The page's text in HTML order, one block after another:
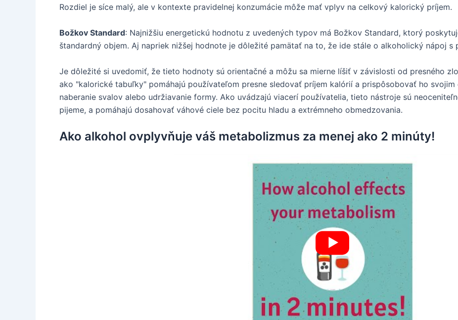
Rozdiel je síce malý, ale v kontexte pravidelnej konzumácie môže mať vplyv na celkový kalorický príjem.
Božkov Standard: Najnižšiu energetickú hodnotu z uvedených typov má Božkov Standard, ktorý
štandardný objem. Aj napriek nižšej hodnote je dôležité pamätať na to, že ide stále o alkoholický nápoj s
Je dôležité si uvedomiť, že tieto hodnoty sú orientačné a môžu sa mierne líšiť v závislosti od presného
ako "kalorické tabuľky" pomáhajú používateľom presne sledovať príjem kalórií a prispôsobovať ho
naberanie svalov alebo udržiavanie formy. Ako uvádzajú viacerí používatelia, tieto nástroje sú
pijeme, a pomáhajú dosahovať váhové ciele bez pocitu hladu a extrémneho obmedzovania.
Ako alkohol ovplyvňuje váš metabolizmus za menej ako 2 minúty!